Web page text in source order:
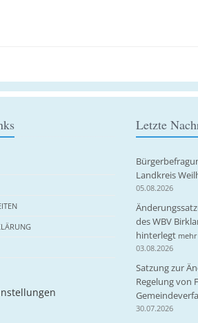
Letzte
Landkreis
05.08.2026
des WBV
hinterlegt mehr
03.08.2026
Satzung zur
Regelung von
30.07.2026